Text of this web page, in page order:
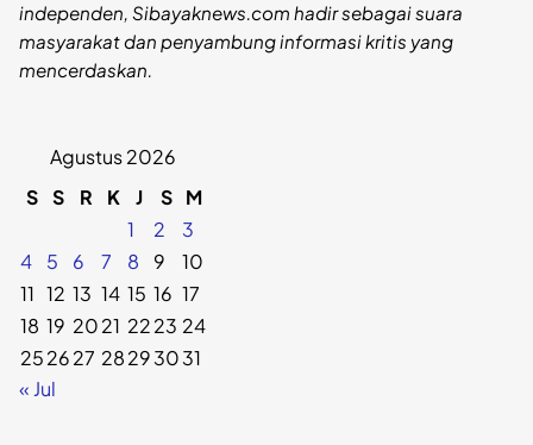
independen, Sibayaknews.com hadir sebagai suara
masyarakat dan penyambung informasi kritis yang
mencerdaskan.
Agustus 2026
S S R K J S M
1
2
3
4
5 6 7 8 9
10
11 12 13 14 15 16 17
18 19 2021 2223 24
252627 28293031
« Jul